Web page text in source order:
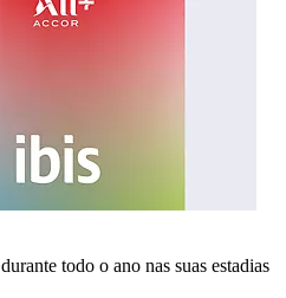
durante todo o ano nas suas estadias